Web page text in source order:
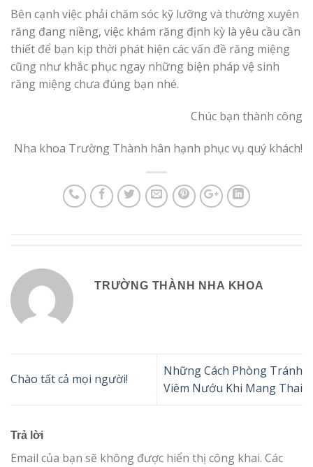
Bên cạnh việc phải chăm sóc kỹ lưỡng và thường xuyên
răng đang niềng, việc khám răng định kỳ là yêu cầu cần
thiết để bạn kịp thời phát hiện các vấn đề răng miệng
cũng như khắc phục ngay những biện pháp vệ sinh
răng miệng chưa đúng bạn nhé.
Chúc bạn thành công
Nha khoa Trường Thành hân hạnh phục vụ quý khách!
TRƯỜNG THÀNH NHA KHOA
Chào tất cả mọi người!
Những Cách Phòng Tránh
Viêm Nướu Khi Mang Thai
Trả lời
Email của bạn sẽ không được hiển thị công khai. Các